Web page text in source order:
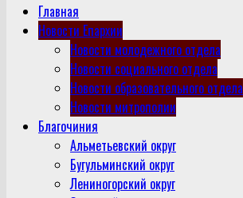
Главная
Новости Епархии
Новости молодежного отдела
Новости социального отдела
Новости образовательного отдела
Новости митрополии
Благочиния
Альметьевский округ
Бугульминский округ
Лениногорский округ